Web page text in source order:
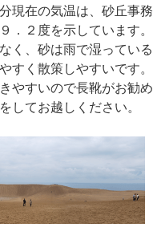
現在の気温は、砂丘事務
．２度を示しています。
く、砂は雨で湿っている
すく散策しやすいです。
やすいので長靴がお勧め
してお越しください。